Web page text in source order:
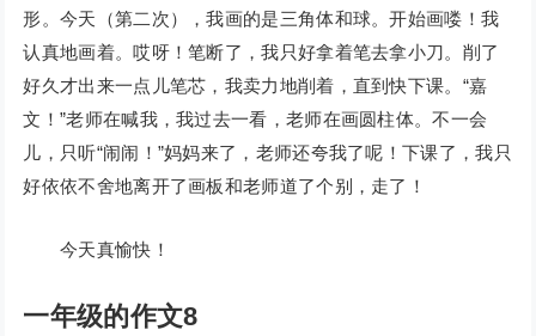
形。今天（第二次），我画的是三角体和球。开始画喽！我
认真地画着。哎呀！笔断了，我只好拿着笔去拿小刀。削了
好久才出来一点儿笔芯，我卖力地削着，直到快下课。“嘉
文！”老师在喊我，我过去一看，老师在画圆柱体。不一会
儿，只听“闹闹！”妈妈来了，老师还夸我了呢！下课了，我只
好依依不舍地离开了画板和老师道了个别，走了！
今天真愉快！
一年级的作文8